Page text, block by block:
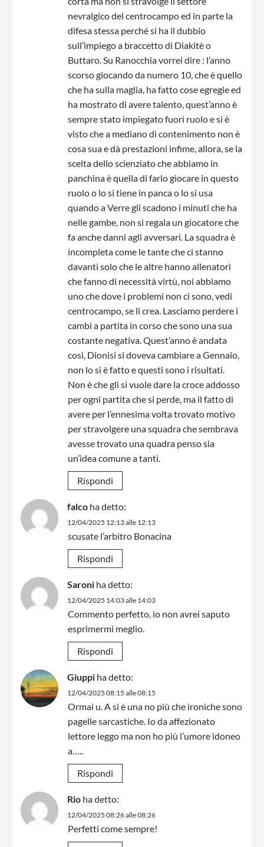
nevralgico del centrocampo ed in parte la
difesa stessa perché si ha il dubbio
sull’impiego a braccetto di Diakitè o
Buttaro. Su Ranocchia vorrei dire : l’anno
scorso giocando da numero 10, che è quello
che ha sulla maglia, ha fatto cose egregie ed
ha mostrato di avere talento, quest’anno è
sempre stato impiegato fuori ruolo e si è
visto che a mediano di contenimento non è
cosa sua e dà prestazioni infime, allora, se la
scelta dello scienziato che abbiamo in
panchina è quella di farlo giocare in questo
ruolo o lo si tiene in panca o lo si usa
quando a Verre gli scadono i minuti che ha
nelle gambe, non si regala un giocatore che
fa anche danni agli avversari. La squadra è
incompleta come le tante che ci stanno
davanti solo che le altre hanno allenatori
che fanno di necessità virtù, noi abbiamo
uno che dove i problemi non ci sono, vedi
centrocampo, se li crea. Lasciamo perdere i
cambi a partita in corso che sono una sua
costante negativa. Quest’anno è andata
così, Dionisi si doveva cambiare a Gennaio,
non lo si è fatto e questi sono i risultati.
Non è che gli si vuole dare la croce addosso
per ogni partita che si perde, ma il fatto di
avere per l’ennesima volta trovato motivo
per stravolgere una squadra che sembrava
avesse trovato una quadra penso sia
un’idea comune a tanti.
Rispondi
falco ha detto:
12/04/2025 12:13 alle 12:13
scusate l’arbitro Bonacina
Rispondi
Saroni ha detto:
12/04/2025 14:03 alle 14:03
Commento perfetto, io non avrei saputo
esprimermi meglio.
Rispondi
Giuppi ha detto:
12/04/2025 08:15 alle 08:15
Ormai u. A si è una no più che ironiche sono
pagelle sarcastiche. Io da affezionato
lettore leggo ma non ho più l’umore idoneo
a…..
Rispondi
Rio ha detto:
12/04/2025 08:26 alle 08:26
Perfetti come sempre!